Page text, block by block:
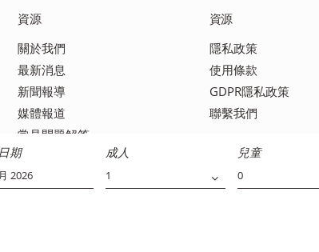
期 成人 兒童
資源
關於我們
最新消息
新聞報導
媒體報道
常見問題解答
資源
隱私政策
使用條款
GDPR隱私政策
聯繫我們